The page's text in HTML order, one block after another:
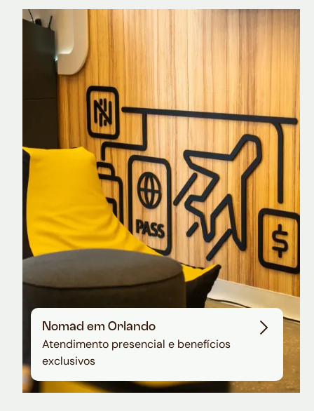
Nomad Explorer
Cartão de crédito brasileiro com cashback
em dólar
Nomad em Orlando
Atendimento presencial e benefícios
exclusivos